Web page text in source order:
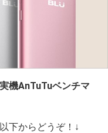
機AnTuTuベンチマ
下からどうぞ！↓